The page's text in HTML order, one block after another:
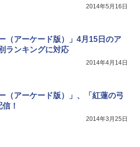
2014年5月16日
（アーケード版）」4月15日のア
ランキングに対応
2014年4月14日
（アーケード版）」、「紅蓮の弓
！
2014年3月25日